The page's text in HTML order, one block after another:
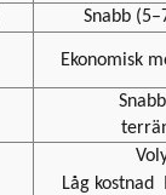
Snabb
Ekonomisk
Låg kostnad